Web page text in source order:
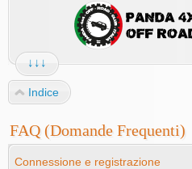
↓↓↓
Indice
FAQ (Domande Frequenti)
Connessione e registrazione